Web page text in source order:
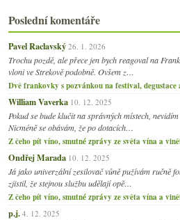
Poslední komentáře
Pavel Raclavský 26. 1. 2026
Trochu pozdě, ale přece jen bych reagoval na
vloni ve Strekově podobně. Ovšem z…
Dvě frankovky s pozvánkou na festival, degustace
William Vaverka 10. 12. 2025
Pokud se bude klučit na správných místech,
Nicméně se obávám, že po dotacích…
Z čeho pít víno, smutné zprávy ze světa vína a
Ondřej Marada 10. 12. 2025
Já jako univerzální zesilovač vůně pužívám ručně
zjistil, že stejnou službu udělají opě…
Z čeho pít víno, smutné zprávy ze světa vína a
p.j. 4. 12. 2025